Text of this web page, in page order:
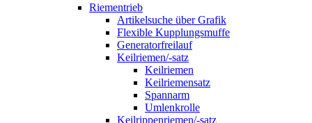
Riementrieb
Artikelsuche über Grafik
Flexible Kupplungsmuffe
Generatorfreilauf
Keilriemen/-satz
Keilriemen
Keilriemensatz
Spannarm
Umlenkrolle
Keilrippenriemen/-satz